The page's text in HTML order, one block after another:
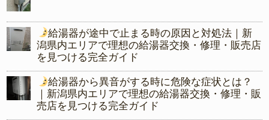
給湯器が途中で止まる時の原因と対処法｜新
潟県内エリアで理想の給湯器交換・修理・販売店
を見つける完全ガイド
給湯器から異音がする時に危険な症状とは？
｜新潟県内エリアで理想の給湯器交換・修理・販
売店を見つける完全ガイド